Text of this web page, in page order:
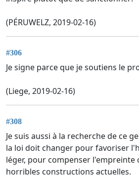
(PÉRUWELZ, 2019-02-16)
#306
Je signe parce que je soutiens le
(Liege, 2019-02-16)
#308
Je suis aussi à la recherche de ce
la loi doit changer pour favoriser
léger, pour compenser l'empreinte
horribles constructions actuelles.